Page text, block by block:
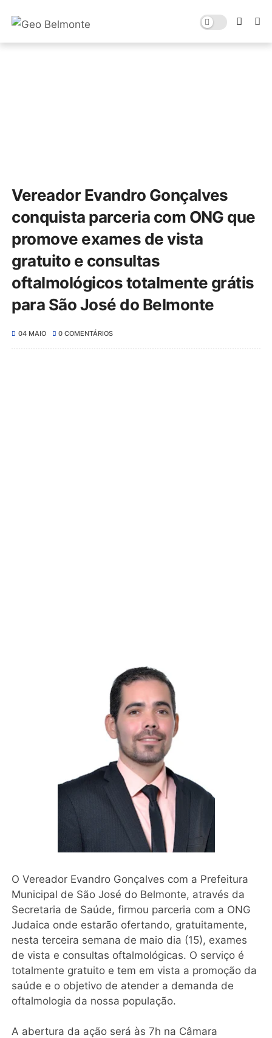
Vereador Evandro Gonçalves
conquista parceria com ONG que
promove exames de vista
gratuito e consultas
oftalmológicos totalmente grátis
para São José do Belmonte
04 MAIO 0 COMENTÁRIOS
O Vereador Evandro Gonçalves com a Prefeitura
Municipal de São José do Belmonte, através da
Secretaria de Saúde, firmou parceria com a ONG
Judaica onde estarão ofertando, gratuitamente,
nesta terceira semana de maio dia (15), exames
de vista e consultas oftalmológicas. O serviço é
totalmente gratuito e tem em vista a promoção da
saúde e o objetivo de atender a demanda de
oftalmologia da nossa população.
A abertura da ação será às 7h na Câmara